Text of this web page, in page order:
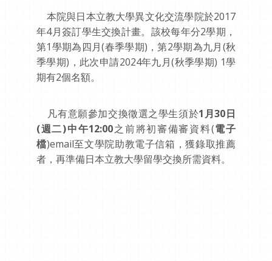
本院與日本立教大學異文化交流學院於2017
年4月簽訂學生交換計畫。該校每年分2學期，
第1學期為四月(春季學期)，第2學期為九月(秋
季學期)，此次申請2024年九月(秋季學期) 1學
期有2個名額。
凡有意願參加交換徵選之學生須於1月30日
(週二)中午12:00之前將初審備審資料(電子
檔)email至文學院助教電子信箱，獲錄取推薦
者，再準備日本立教大學留學交換所需資料。